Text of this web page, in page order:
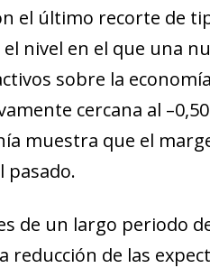
el último recorte de
nivel en el que una
sobre la
cercana al
muestra que el
pasado.
de un largo periodo
reducción de las